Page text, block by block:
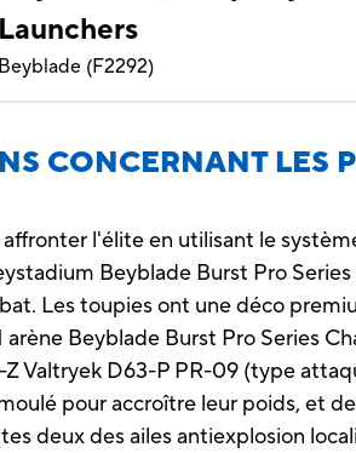
Launchers
Beyblade (F2292)
CONCERNANT LES
l'élite en utilisant le
Beyblade Burst Pro
Les toupies ont une déco
Beyblade Burst Pro Series
Valtryek D63-P PR-09 (type
pour accroître leur poids, et
deux des ailes antiexplosion